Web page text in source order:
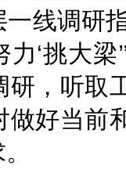
达学
作实
9日至